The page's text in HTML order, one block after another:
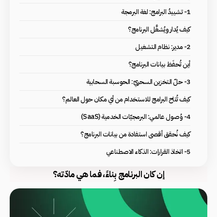
1- تشييدُ البرامج: لغة البرمجة
كيف يُدار ويُشغَّل البرنامج؟
2- مدير: نظام التشغيل
أين تُحفَظ بيانات البرنامج؟
3- حلّ التخزين السحريّ: الحوسبة السحابية
كيف تُتاح البرامج للاستخدام من أي مكان حول العالم؟
4- وُصول عالمي: البرمجيّات الخدمية (SaaS)
كيف نُحقق أقصى استفادة من بيانات البرنامج؟
5- اتخاذ القرارات: الذكاء الاصطناعي
إن كان البرنامج بِناءً، فما هي مادّته؟